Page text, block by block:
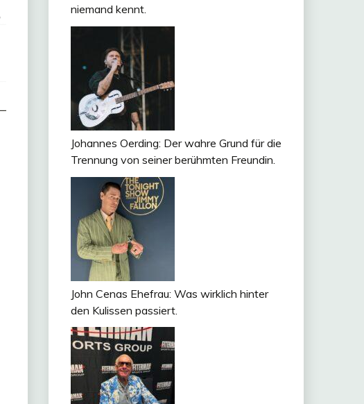
niemand kennt.
Johannes Oerding: Der wahre Grund für die
Trennung von seiner berühmten Freundin.
John Cenas Ehefrau: Was wirklich hinter
den Kulissen passiert.